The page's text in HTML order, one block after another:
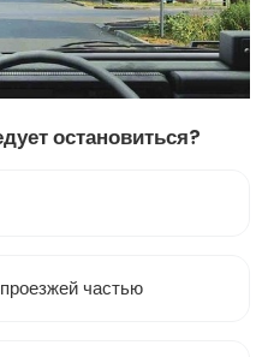
остановиться?
частью